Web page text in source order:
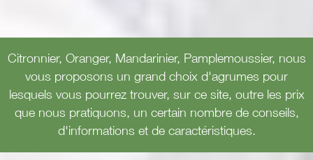
Citronnier, Oranger, Mandarinier, Pamplemoussier, nous
vous proposons un grand choix d'agrumes pour
lesquels vous pourrez trouver, sur ce site, outre les prix
que nous pratiquons, un certain nombre de conseils,
d'informations et de caractéristiques.